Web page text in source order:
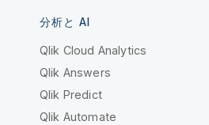
分析と AI
Qlik Cloud Analytics
Qlik Answers
Qlik Predict
Qlik Automate